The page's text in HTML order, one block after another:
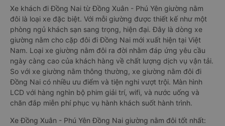
Xe khách đi Đồng Nai từ Đồng Xuân - Phú Yên giường nằm
đôi là loại xe đặc biệt. Với mỗi giường được thiết kế như một
phòng ngủ khách sạn sang trọng, hiện đại. Đây là dòng xe
giường nằm cho cặp đôi đi Đồng Nai mới xuất hiện tại Việt
Nam. Loại xe giường nằm đôi ra đời nhằm đáp ứng yêu cầu
ngày càng cao của khách hàng về chất lượng dịch vụ vận tải.
So với xe giường nằm thông thường, xe giường nằm đôi đi
Đồng Nai có nhiều ưu điểm và tiện nghi vượt trội. Màn hình
LCD với hàng nghìn bộ phim giải trí, wifi, và nước uống và
chăn đắp miễn phí phục vụ hành khách suốt hành trình.
Xe Đồng Xuân - Phú Yên Đồng Nai giường nằm đôi tốt nhất: